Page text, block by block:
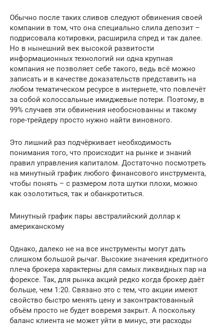
Обычно после таких сливов следуют обвинения своей
компании в том, что она специально слила депозит –
подрисовала котировки, расширила спред и так далее.
Но в нынешний век высокой развитости
информационных технологий ни одна крупная
компания не позволяет себе такого, ведь всё можно
записать и в качестве доказательств представить на
любом тематическом ресурсе в интернете, что повлечёт
за собой колоссальные имиджевые потери. Поэтому, в
99% случаев эти обвинения необоснованны и такому
горе-трейдеру просто нужно найти виновного.
Это лишний раз подчёркивает необходимость
понимания того, что происходит на рынке и знаний
правил управления капиталом. Достаточно посмотреть
на минутный график любого финансового инструмента,
чтобы понять – с размером лота шутки плохи, можно
как озолотиться, так и обанкротиться.
Минутный график пары австралийский доллар к
американскому
Однако, далеко не на все инструменты могут дать
слишком большой рычаг. Высокие значения кредитного
плеча брокера характерны для самых ликвидных пар на
форексе. Так, для рынка акций редко когда брокер даёт
больше, чем 1:20. Связано это с тем, что акции имеют
свойство быстро менять цену и законтрактованный
объём просто не будет вовремя закрыт. А поскольку
баланс клиента не может уйти в минус, эти расходы